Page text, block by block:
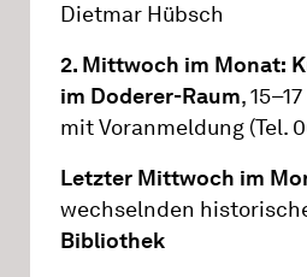
Dietmar Hübsch
2. Mittwoch im Monat:
im Doderer-Raum,
mit Voranmeldung (Tel.
Letzter Mittwoch im
wechselnden
Bibliothek